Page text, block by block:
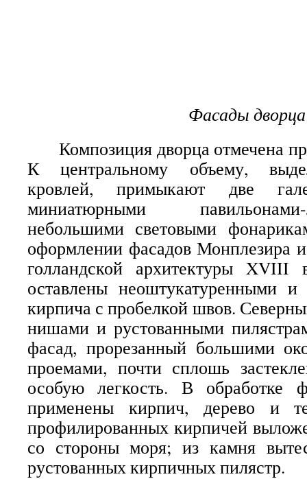
Фасады дворца
Композиция дворца отмечена
К центральному объему,
кровлей, примыкают две
миниатюрными
небольшими световыми
оформлении фасадов Монплезира
голландской архитектуры XVIII
оставлены неоштукатуренными
кирпича с пробелкой швов.
нишами и рустованными
фасад, прорезанный большими
проемами, почти сплошь
особую легкость. В обработке
применены кирпич, дерево и
профилированных кирпичей
со стороны моря; из камня
рустованных кирпичных пилястр.